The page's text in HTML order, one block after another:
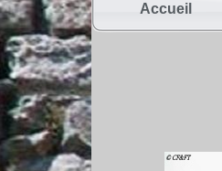
Accueil